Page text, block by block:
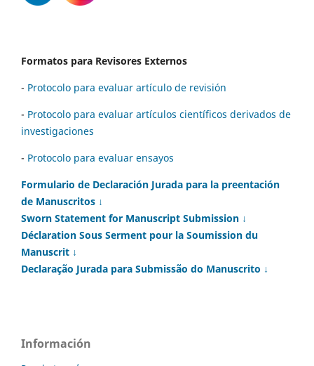
Formatos para Revisores Externos
- Protocolo para evaluar artículo de revisión
- Protocolo para evaluar artículos científicos derivados de
investigaciones
- Protocolo para evaluar ensayos
Formulario de Declaración Jurada para la preentación
de Manuscritos ↓
Sworn Statement for Manuscript Submission ↓
Déclaration Sous Serment pour la Soumission du
Manuscrit ↓
Declaração Jurada para Submissão do Manuscrito ↓
Información